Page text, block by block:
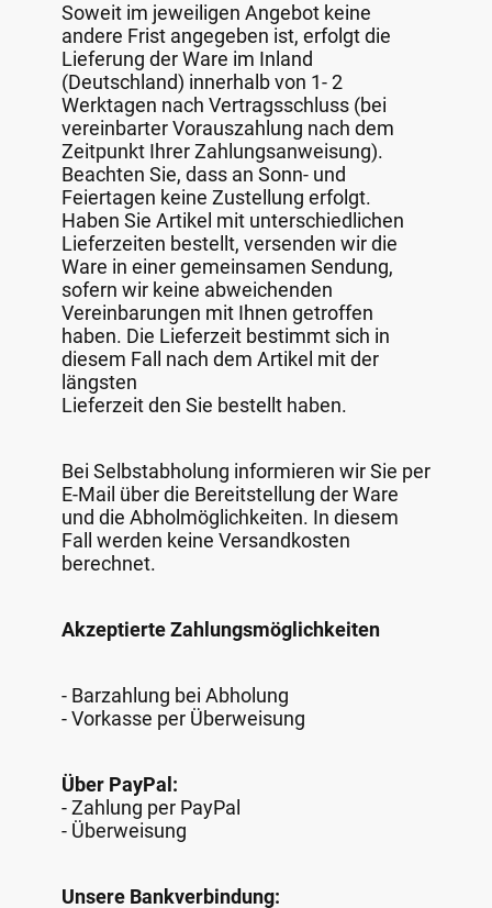
Soweit im jeweiligen Angebot keine
andere Frist angegeben ist, erfolgt die
Lieferung der Ware im Inland
(Deutschland) innerhalb von 1- 2
Werktagen nach Vertragsschluss (bei
vereinbarter Vorauszahlung nach dem
Zeitpunkt Ihrer Zahlungsanweisung).
Beachten Sie, dass an Sonn- und
Feiertagen keine Zustellung erfolgt.
Haben Sie Artikel mit unterschiedlichen
Lieferzeiten bestellt, versenden wir die
Ware in einer gemeinsamen Sendung,
sofern wir keine abweichenden
Vereinbarungen mit Ihnen getroffen
haben. Die Lieferzeit bestimmt sich in
diesem Fall nach dem Artikel mit der
längsten
Lieferzeit den Sie bestellt haben.
Bei Selbstabholung informieren wir Sie per
E-Mail über die Bereitstellung der Ware
und die Abholmöglichkeiten. In diesem
Fall werden keine Versandkosten
berechnet.
Akzeptierte Zahlungsmöglichkeiten
- Barzahlung bei Abholung
- Vorkasse per Überweisung
Über PayPal:
- Zahlung per PayPal
- Überweisung
Unsere Bankverbindung: